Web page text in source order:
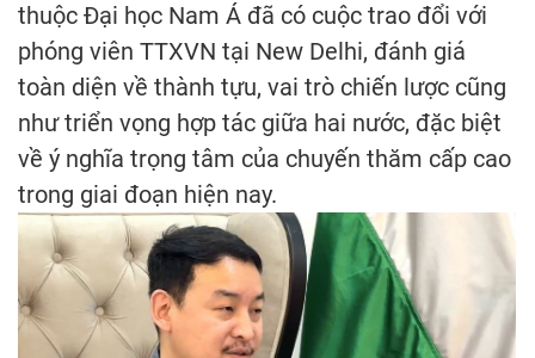
thuộc Đại học Nam Á đã có cuộc trao đổi với
phóng viên TTXVN tại New Delhi, đánh giá
toàn diện về thành tựu, vai trò chiến lược cũng
như triển vọng hợp tác giữa hai nước, đặc biệt
về ý nghĩa trọng tâm của chuyến thăm cấp cao
trong giai đoạn hiện nay.